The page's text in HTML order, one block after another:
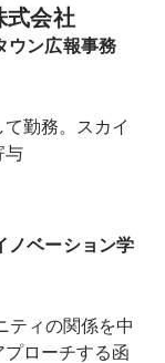
式会社
ウン広報事務
勤務。スカイ
与
ノベーション学
ティの関係を中
ローチする函